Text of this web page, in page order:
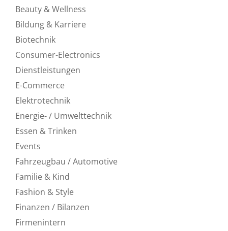
Beauty & Wellness
Bildung & Karriere
Biotechnik
Consumer-Electronics
Dienstleistungen
E-Commerce
Elektrotechnik
Energie- / Umwelttechnik
Essen & Trinken
Events
Fahrzeugbau / Automotive
Familie & Kind
Fashion & Style
Finanzen / Bilanzen
Firmenintern